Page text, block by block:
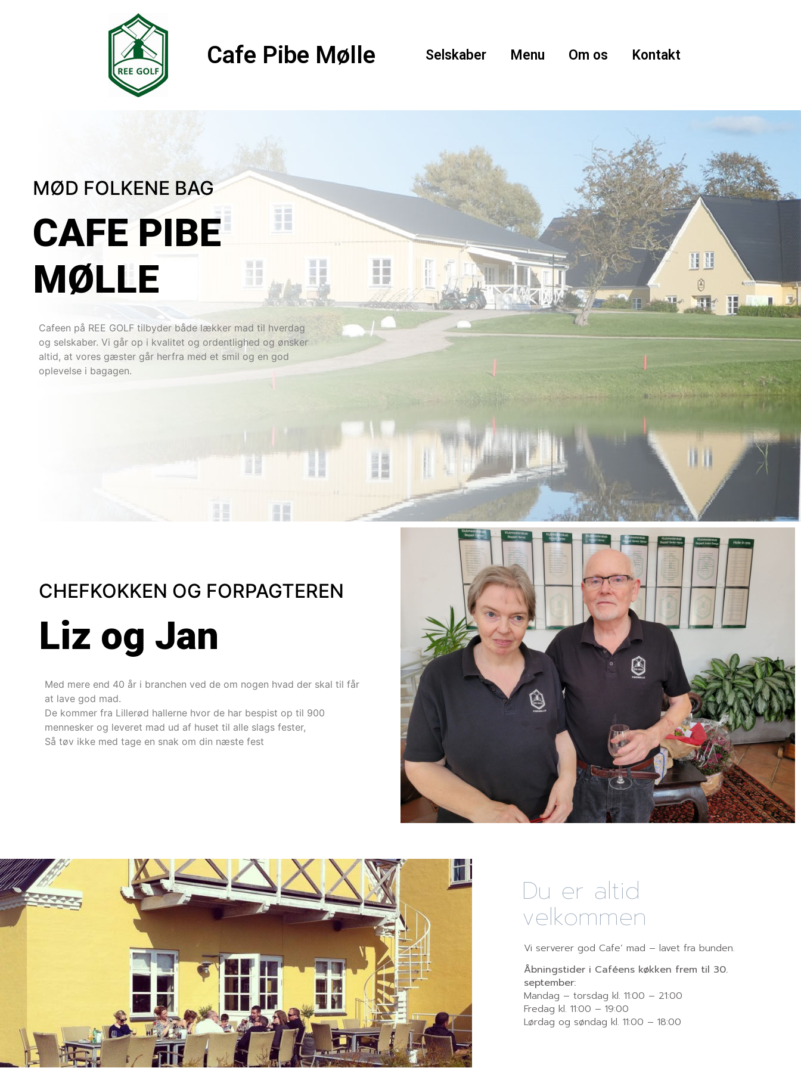
Cafe Pibe Mølle Selskaber Menu Om os Kontakt
MØD FOLKENE BAG
CAFE PIBE
MØLLE
Cafeen på REE GOLF tilbyder både lækker mad til hverdag
og selskaber. Vi går op i kvalitet og ordentlighed og ønsker
altid, at vores gæster går herfra med et smil og en god
oplevelse i bagagen.
CHEFKOKKEN OG FORPAGTEREN
Liz og Jan
Med mere end 40 år i branchen ved de om nogen hvad der skal til får
at lave god mad.
De kommer fra Lillerød hallerne hvor de har bespist op til 900
mennesker og leveret mad ud af huset til alle slags fester,
Så tøv ikke med tage en snak om din næste fest
Du er altid
velkommen
Vi serverer god Cafe’ mad – lavet fra bunden.
Åbningstider i Caféens køkken frem til 30.
september:
Mandag – torsdag kl. 11:00 – 21:00
Fredag kl. 11:00 – 19:00
Lørdag og søndag kl. 11:00 – 18:00